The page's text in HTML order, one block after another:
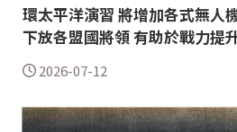
環太平洋演習 將增加各式無人
下放各盟國將領 有助於戰力提
2026-07-12